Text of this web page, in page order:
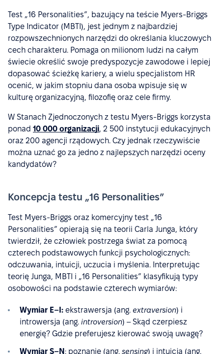
Test „16 Personalities”, bazujący na teście Myers-Briggs
Type Indicator (MBTI), jest jednym z najbardziej
rozpowszechnionych narzędzi do określania kluczowych
cech charakteru. Pomaga on milionom ludzi na całym
świecie określić swoje predyspozycje zawodowe i lepiej
dopasować ścieżkę kariery, a wielu specjalistom HR
ocenić, w jakim stopniu dana osoba wpisuje się w
kulturę organizacyjną, filozofię oraz cele firmy.
W Stanach Zjednoczonych z testu Myers-Briggs korzysta
ponad 10 000 organizacji, 2 500 instytucji edukacyjnych
oraz 200 agencji rządowych. Czy jednak rzeczywiście
można uznać go za jedno z najlepszych narzędzi oceny
kandydatów?
Koncepcja testu „16 Personalities”
Test Myers-Briggs oraz komercyjny test „16
Personalities” opierają się na teorii Carla Junga, który
twierdził, że człowiek postrzega świat za pomocą
czterech podstawowych funkcji psychologicznych:
odczuwania, intuicji, uczucia i myślenia. Interpretując
teorię Junga, MBTI i „16 Personalities” klasyfikują typy
osobowości na podstawie czterech wymiarów:
Wymiar E–I: ekstrawersja (ang. extraversion) i
introwersja (ang. introversion) – Skąd czerpiesz
energię? Gdzie preferujesz kierować swoją uwagę?
Wymiar S–N : poznanie (ang. sensing) i intuicja (ang.